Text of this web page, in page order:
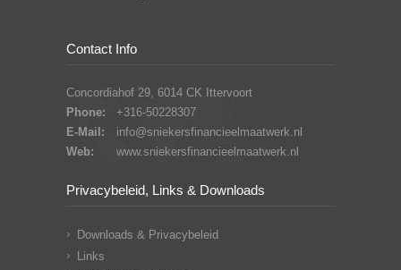
Contact Info
Concordiahof 29, 6014 CK Ittervoort
Phone:
+316-50228307
E-Mail:
info@sniekersfinancieelmaatwerk.nl
Web:
www.sniekersfinancieelmaatwerk.nl
Privacybeleid, Links & Downloads
Downloads & Privacybeleid
Links